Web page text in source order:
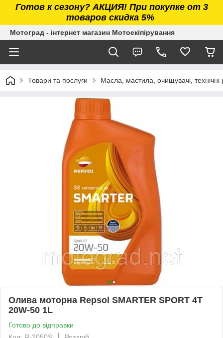
Готов к сезону? АКЦИЯ! При покупке от 3
товаров скидка 5%
Мотоград - інтернет магазин Мотоекіпірування
Товари та послуги Масла, мастила, очищувачі, технічні
Олива моторна Repsol SMARTER SPORT 4T
20W-50 1L
Готово до відправки